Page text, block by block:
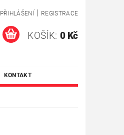
PŘIHLÁŠENÍ | REGISTRACE
KOŠÍK: 0 Kč
KONTAKT